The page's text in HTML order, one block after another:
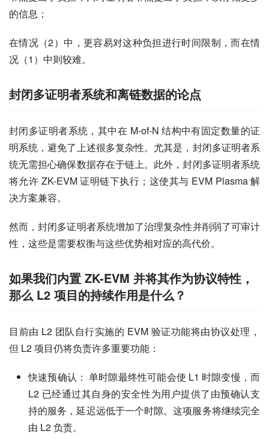
的信息；
在情况（2）中，更容易对这种负担进行时间限制，而在情
况（1）中则较难。
封闭多证明者系统和离链数据的论点
封闭多证明者系统，其中在 M-of-N 结构中有固定数量的证
明系统，避免了上述很多复杂性。尤其是，封闭多证明者系
统无需担心确保数据存在于链上。此外，封闭多证明者系统
将允许 ZK-EVM 证明链下执行；这使其与 EVM Plasma 解
决方案兼容。
然而，封闭多证明者系统增加了治理复杂性并削弱了可审计
性，这些是需要权衡与这些优势相对应的高代价。
如果我们内置 ZK-EVM 并将其作为协议特性，
那么 L2 项目的持续作用是什么？
目前由 L2 团队自行实施的 EVM 验证功能将由协议处理，
但 L2 项目仍将负责许多重要功能：
快速预确认： 单时隙最终性可能会使 L1 时隙变慢，而
L2 已经通过其自身的安全性为用户提供了由预确认支
持的服务，延迟远低于一个时隙。这项服务将继续完全
由 L2 负责。